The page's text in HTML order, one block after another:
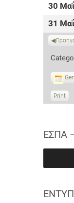
30
31
Print
i
ΕΣΠΑ